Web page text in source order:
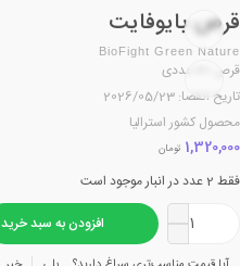
قرص بایوفایت
BioFight Green Nature
قرص 30 عددی
تاریخ انقضا: 2026/05/23
محصول کشور استرالیا
1,320,000 تومان
فقط 2 عدد در انبار موجود است
افزودن به سبد خرید